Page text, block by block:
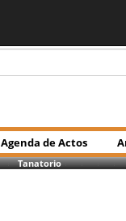
Agenda de Actos
Tanatorio